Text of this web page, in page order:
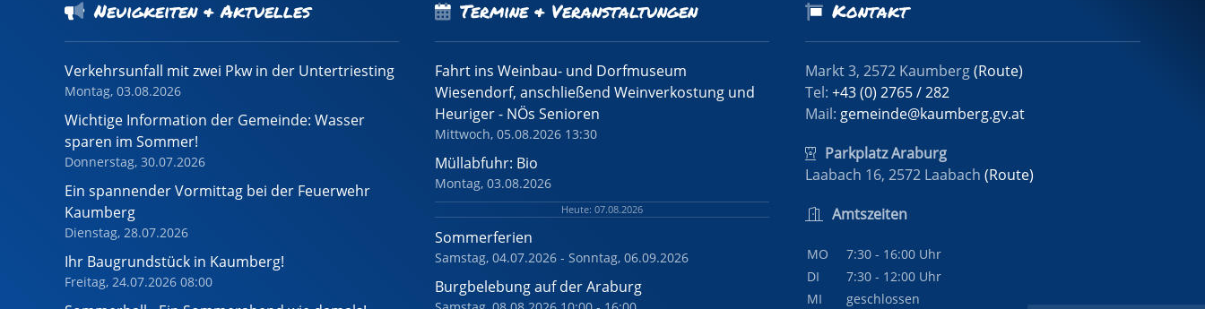
Neuigkeiten & Aktuelles
Verkehrsunfall mit zwei Pkw in der Untertriesting
Montag, 03.08.2026
Wichtige Information der Gemeinde: Wasser
sparen im Sommer!
Donnerstag, 30.07.2026
Ein spannender Vormittag bei der Feuerwehr
Kaumberg
Dienstag, 28.07.2026
Ihr Baugrundstück in Kaumberg!
Freitag, 24.07.2026 08:00
Termine & Veranstaltungen
Fahrt ins Weinbau- und Dorfmuseum
Wiesendorf, anschließend Weinverkostung und
Heuriger - NÖs Senioren
Mittwoch, 05.08.2026 13:30
Müllabfuhr: Bio
Montag, 03.08.2026
Heute: 07.08.2026
Sommerferien
Samstag, 04.07.2026 - Sonntag, 06.09.2026
Burgbelebung auf der Araburg
Kontakt
Markt 3, 2572 Kaumberg(Route)
Tel:+43 (0) 2765 / 282
Mail: gemeinde@kaumberg.gv.at
Parkplatz Araburg
Laabach 16, 2572 Laabach(Route)
Amtszeiten
MO
7:30 - 16:00 Uhr
DI
7:30 - 12:00 Uhr
MI
geschlossen